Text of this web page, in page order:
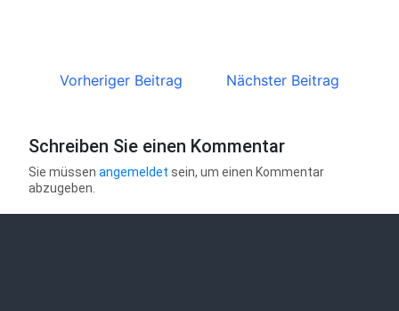
Vorheriger Beitrag Nächster Beitrag
Schreiben Sie einen Kommentar
Sie müssenangemeldet sein, um einen Kommentar
abzugeben.